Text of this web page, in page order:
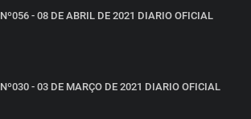
Nº056 - 08 DE ABRIL DE 2021 DIARIO OFICIAL
Nº030 - 03 DE MARÇO DE 2021 DIARIO OFICIAL